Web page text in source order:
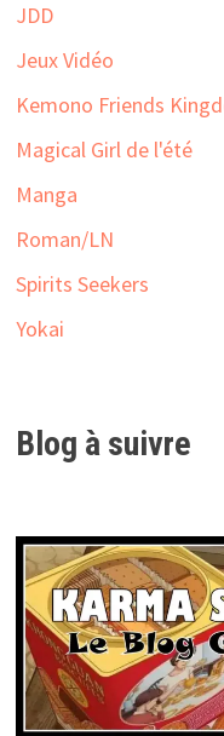
JDD
Jeux Vidéo
Kemono Friends
Magical Girl de l'été
Manga
Roman/LN
Spirits Seekers
Yokai
Blog à suivre